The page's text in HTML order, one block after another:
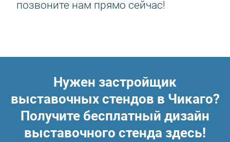
позвоните нам прямо сейчас!
Нужен застройщик
выставочных стендов в Чикаго?
Получите бесплатный дизайн
выставочного стенда здесь!